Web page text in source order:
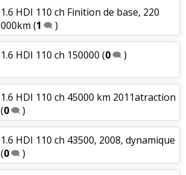
1.6 HDI 110 ch Finition de base, 220
000km (1 )
1.6 HDI 110 ch 150000 (0 )
1.6 HDI 110 ch 45000 km 2011atraction
(0 )
1.6 HDI 110 ch 43500, 2008, dynamique
(0 )